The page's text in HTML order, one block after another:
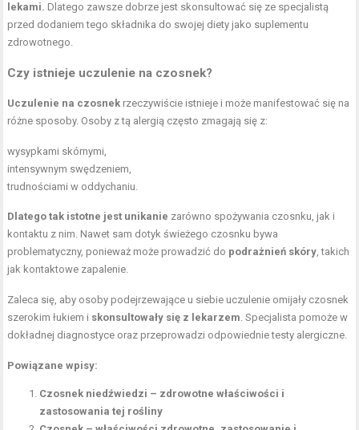
lekami. Dlatego zawsze dobrze jest skonsultować się ze specjalistą
przed dodaniem tego składnika do swojej diety jako suplementu
zdrowotnego.
Czy istnieje uczulenie na czosnek?
Uczulenie na czosnek rzeczywiście istnieje i może manifestować się na
różne sposoby. Osoby z tą alergią często zmagają się z:
wysypkami skórnymi,
intensywnym swędzeniem,
trudnościami w oddychaniu.
Dlatego tak istotne jest unikanie zarówno spożywania czosnku, jak i
kontaktu z nim. Nawet sam dotyk świeżego czosnku bywa
problematyczny, ponieważ może prowadzić do podrażnień skóry, takich
jak kontaktowe zapalenie.
Zaleca się, aby osoby podejrzewające u siebie uczulenie omijały czosnek
szerokim łukiem i skonsultowały się z lekarzem. Specjalista pomoże w
dokładnej diagnostyce oraz przeprowadzi odpowiednie testy alergiczne.
Powiązane wpisy:
Czosnek niedźwiedzi – zdrowotne właściwości i
zastosowania tej rośliny